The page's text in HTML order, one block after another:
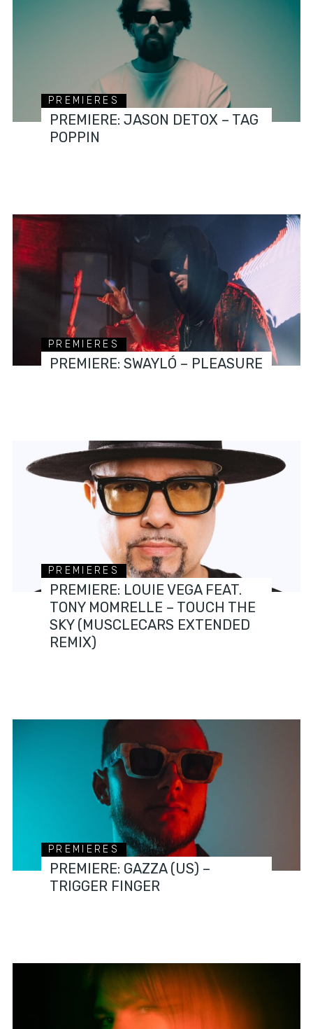
PREMIERES
PREMIERE: JASON DETOX – TAG
POPPIN
PREMIERES
PREMIERE: SWAYLÓ – PLEASURE
PREMIERES
PREMIERE: LOUIE VEGA FEAT.
TONY MOMRELLE – TOUCH THE
SKY (MUSCLECARS EXTENDED
REMIX)
PREMIERES
PREMIERE: GAZZA (US) –
TRIGGER FINGER